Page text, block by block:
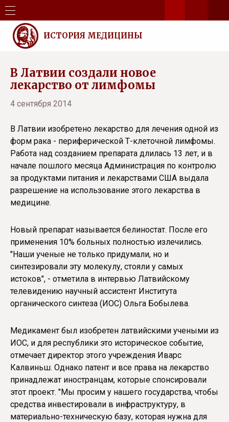
ИСТОРИЯ МЕДИЦИНЫ
В Латвии создали новое
лекарство от лимфомы
4 сентября 2014
В Латвии изобретено лекарство для лечения одной из
форм рака - периферической Т-клеточной лимфомы.
Работа над созданием препарата длилась 13 лет, и в
начале пошлого месяца Администрация по контролю
за продуктами питания и лекарствами США выдала
разрешение на использование этого лекарства в
медицине.
Новый препарат называется белиностат. После его
применения 10% больных полностью излечились.
"Наши ученые не только придумали, но и
синтезировали эту молекулу, стояли у самых
истоков", - отметила в интервью Латвийскому
телевидению научный ассистент Института
органического синтеза (ИОС) Ольга Бобылева.
Медикамент был изобретен латвийскими учеными из
ИОС, и для республики это историческое событие,
отмечает директор этого учреждения Иварс
Калвиньш. Однако патент и все права на лекарство
принадлежат иностранцам, которые спонсировали
этот проект. "Мы просим у нашего государства, чтобы
средства инвестировали в инфраструктуру, в
материально-техническую базу, которая нужна для